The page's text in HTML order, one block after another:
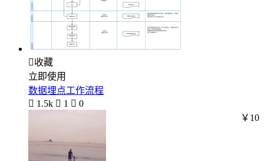
收藏
立即使用
数据埋点工作流程
 1.5k  1  0
￥10